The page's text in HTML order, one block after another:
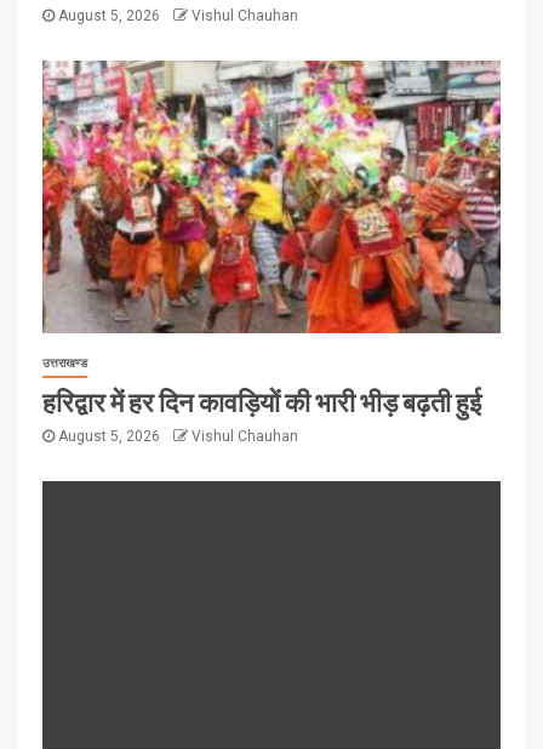
August 5, 2026 Vishul Chauhan
उत्तराखण्ड
हरिद्वार में हर दिन कावड़ियों की भारी भीड़ बढ़ती हुई
August 5, 2026 Vishul Chauhan